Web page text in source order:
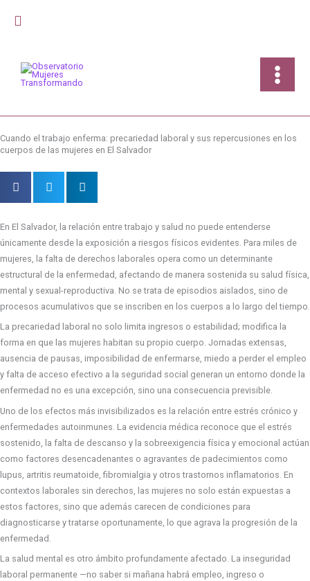
Buscar
Cuando el trabajo enferma: precariedad laboral y sus repercusiones en los
cuerpos de las mujeres en El Salvador
En El Salvador, la relación entre trabajo y salud no puede entenderse
únicamente desde la exposición a riesgos físicos evidentes. Para miles de
mujeres, la falta de derechos laborales opera como un determinante
estructural de la enfermedad, afectando de manera sostenida su salud física,
mental y sexual-reproductiva. No se trata de episodios aislados, sino de
procesos acumulativos que se inscriben en los cuerpos a lo largo del tiempo.
La precariedad laboral no solo limita ingresos o estabilidad; modifica la
forma en que las mujeres habitan su propio cuerpo. Jornadas extensas,
ausencia de pausas, imposibilidad de enfermarse, miedo a perder el empleo
y falta de acceso efectivo a la seguridad social generan un entorno donde la
enfermedad no es una excepción, sino una consecuencia previsible.
Uno de los efectos más invisibilizados es la relación entre estrés crónico y
enfermedades autoinmunes. La evidencia médica reconoce que el estrés
sostenido, la falta de descanso y la sobreexigencia física y emocional actúan
como factores desencadenantes o agravantes de padecimientos como
lupus, artritis reumatoide, fibromialgia y otros trastornos inflamatorios. En
contextos laborales sin derechos, las mujeres no solo están expuestas a
estos factores, sino que además carecen de condiciones para
diagnosticarse y tratarse oportunamente, lo que agrava la progresión de la
enfermedad.
La salud mental es otro ámbito profundamente afectado. La inseguridad
laboral permanente —no saber si mañana habrá empleo, ingreso o